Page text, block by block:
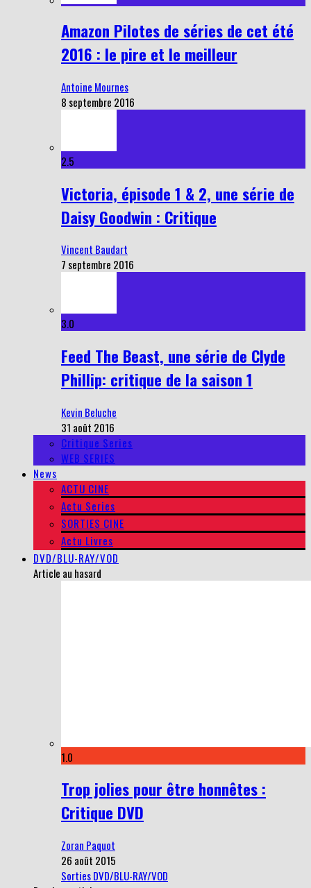
Amazon Pilotes de séries de cet été
2016 : le pire et le meilleur
Antoine Mournes
8 septembre 2016
2.5
Victoria, épisode 1 & 2, une série de
Daisy Goodwin : Critique
Vincent Baudart
7 septembre 2016
3.0
Feed The Beast, une série de Clyde
Phillip: critique de la saison 1
Kevin Beluche
31 août 2016
Critique Series
WEB SERIES
News
ACTU CINE
Actu Series
SORTIES CINE
Actu Livres
DVD/BLU-RAY/VOD
Article au hasard
1.0
Trop jolies pour être honnêtes :
Critique DVD
Zoran Paquot
26 août 2015
Sorties DVD/BLU-RAY/VOD